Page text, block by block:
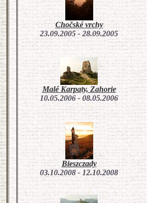
Chočské vrchy
23.09.2005 - 28.09.2005
Malé Karpaty, Zahorie
10.05.2006 - 08.05.2006
Bieszczady
03.10.2008 - 12.10.2008